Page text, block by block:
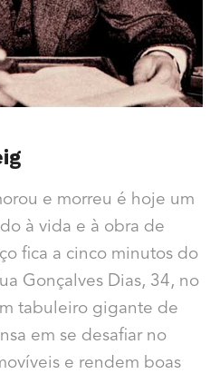
e morreu é hoje um
à vida e à obra de
fica a cinco minutos do
Gonçalves Dias, 34, no
tabuleiro gigante de
em se desafiar no
e rendem boas